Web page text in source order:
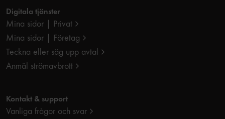
Digitala tjänster
Mina sidor | Privat
Mina sidor | Företag
Teckna eller säg upp avtal
Anmäl strömavbrott
Kontakt & support
Vanliga frågor och svar